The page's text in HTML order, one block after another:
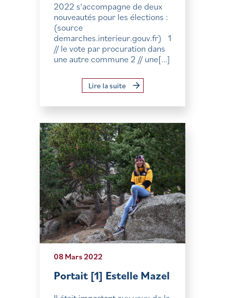
2022 s'accompagne de deux
nouveautés pour les élections :
(source
demarches.interieur.gouv.fr) 1
// le vote par procuration dans
une autre commune 2 // une[...]
Lire la suite
08 Mars 2022
Portait [1] Estelle Mazel